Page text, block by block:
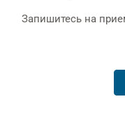
Запишитесь на